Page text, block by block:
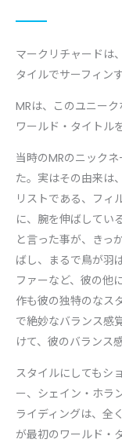
マークリチャードは
タイルでサーフィン
MRは、このユニー
ワールド・タイトル
当時のMRのニック
た。実はその由来は
リストである、フィ
に、腕を伸ばしてい
と言った事が、きっ
ばし、まるで鳥が羽
ファーなど、彼の他
作も彼の独特のなス
で絶妙なバランス感
けて、彼のバランス
スタイルにしてもシ
ー、シェイン・ホラ
ライディングは、全
が最初のワールド・